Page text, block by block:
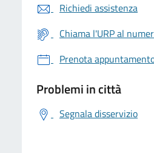
Richiedi assistenza
Chiama l'URP al
Prenota
Problemi in città
Segnala disservizio